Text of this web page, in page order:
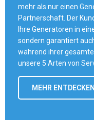
mehr als nur einen
Partnerschaft. Der
Ihre Generatoren in
sondern garantiert
während ihrer
unsere 5 Arten von
MEHR ENTDECKEN